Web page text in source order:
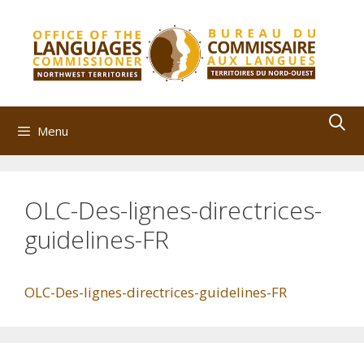
content
Menu
OLC-Des-lignes-directrices-
guidelines-FR
OLC-Des-lignes-directrices-guidelines-FR